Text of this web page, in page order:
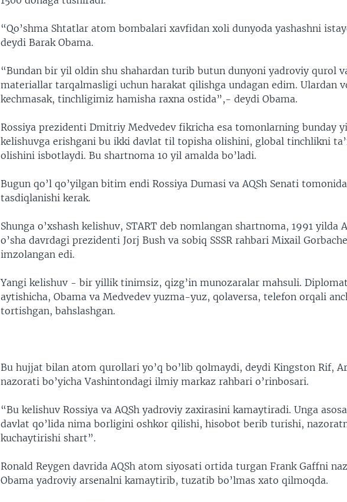
“Qo’shma Shtatlar atom bombalari xavfidan xoli dunyoda yashashni
deydi Barak Obama.
“Bundan bir yil oldin shu shahardan turib butun dunyoni yadroviy qurol
materiallar tarqalmasligi uchun harakat qilishga undagan edim. Ulardan
kechmasak, tinchligimiz hamisha raxna ostida”,- deydi Obama.
Rossiya prezidenti Dmitriy Medvedev fikricha esa tomonlarning bunday
kelishuvga erishgani bu ikki davlat til topisha olishini, global tinchlikni
olishini isbotlaydi. Bu shartnoma 10 yil amalda bo’ladi.
Bugun qo’l qo’yilgan bitim endi Rossiya Dumasi va AQSh Senati
tasdiqlanishi kerak.
Shunga o’xshash kelishuv, START deb nomlangan shartnoma, 1991 yilda
o’sha davrdagi prezidenti Jorj Bush va sobiq SSSR rahbari Mixail
imzolangan edi.
Yangi kelishuv - bir yillik tinimsiz, qizg’in munozaralar mahsuli.
aytishicha, Obama va Medvedev yuzma-yuz, qolaversa, telefon orqali
tortishgan, bahslashgan.
Bu hujjat bilan atom qurollari yo’q bo’lib qolmaydi, deydi Kingston Rif,
nazorati bo’yicha Vashintondagi ilmiy markaz rahbari o’rinbosari.
“Bu kelishuv Rossiya va AQSh yadroviy zaxirasini kamaytiradi. Unga
davlat qo’lida nima borligini oshkor qilishi, hisobot berib turishi,
kuchaytirishi shart”.
Ronald Reygen davrida AQSh atom siyosati ortida turgan Frank Gaffni
Obama yadroviy arsenalni kamaytirib, tuzatib bo’lmas xato qilmoqda.